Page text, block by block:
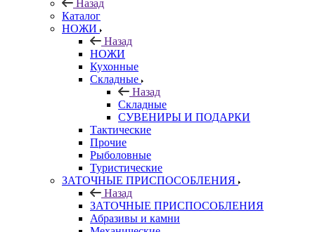
Назад
Каталог
НОЖИ
Назад
НОЖИ
Кухонные
Складные
Назад
Складные
СУВЕНИРЫ И ПОДАРКИ
Тактические
Прочие
Рыболовные
Туристические
ЗАТОЧНЫЕ ПРИСПОСОБЛЕНИЯ
Назад
ЗАТОЧНЫЕ ПРИСПОСОБЛЕНИЯ
Абразивы и камни